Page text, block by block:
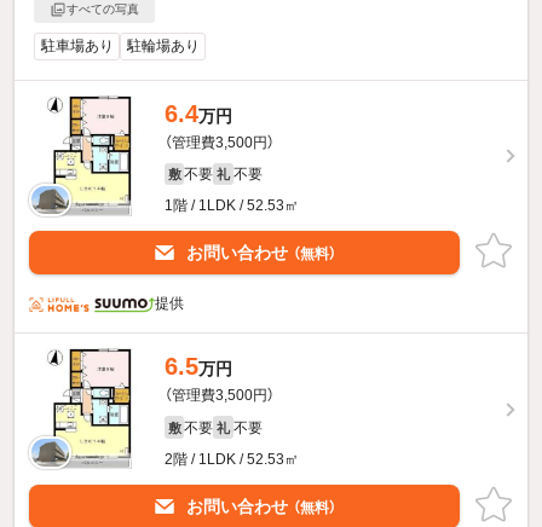
すべての写真
駐車場あり 駐輪場あり
6.4万円
（管理費3,500円）
敷 不要 礼 不要
1階 / 1LDK / 52.53㎡
お問い合わせ （無料）
提供
6.5万円
（管理費3,500円）
敷 不要 礼 不要
2階 / 1LDK / 52.53㎡
お問い合わせ （無料）